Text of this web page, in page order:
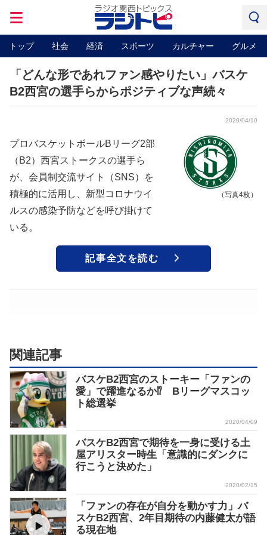
トップ 社会 経済 スポーツ カルチャー グルメ
「どんな形であれファン感やりたい」バスケ
B2西宮の選手らからポジティブな声続々
2020/04/10
（写真4枚）
プロバスケットボールBリーグ2部
（B2）西宮ストークスの選手ら
が、会員制交流サイト（SNS）を
積極的に活用し、新型コロナウイ
ルスの感染予防などを呼び掛けて
いる。
記事全文を読む
関連記事
バスケB2西宮のストーキー「ファンの
愛」で躍進なるか⁉ Bリーグマスコッ
ト総選挙
2020/04/09
バスケB2西宮で期待を一身に受ける土
屋アリスター時生「意識的にダンクに
行こうと決めた」
2020/02/15
「ファンの存在が自分を動かす力」バ
スケB2西宮、2年目期待の内藤健太が語
る現在地